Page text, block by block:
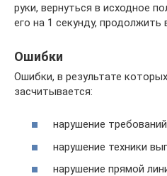
руки, вернуться в исходное
его на 1 секунду, продолжить
Ошибки
Ошибки, в результате
засчитывается:
нарушение
нарушение техники
нарушение прямой